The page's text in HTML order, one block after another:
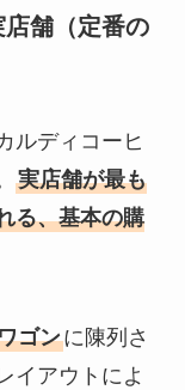
舗（定番の
ルディコーヒ
実店舗が最も
る、基本の購
ゴンに陳列さ
イアウトによ